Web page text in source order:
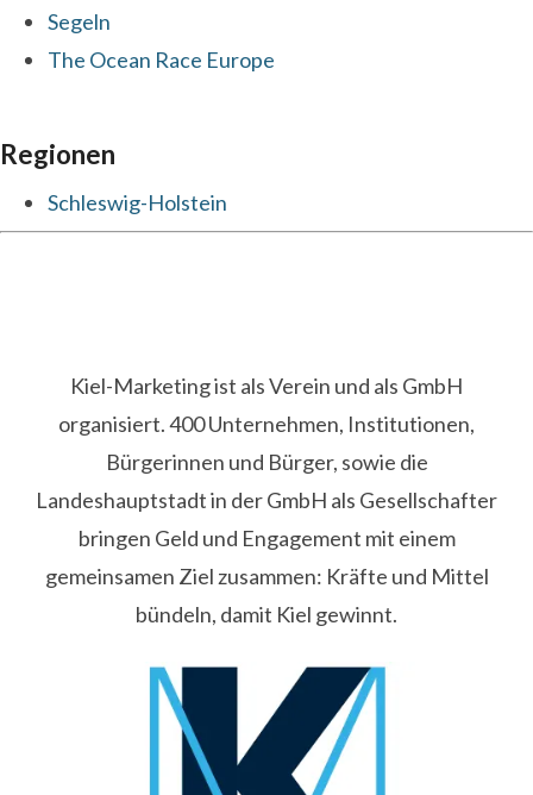
Segeln
The Ocean Race Europe
Regionen
Schleswig-Holstein
Kiel-Marketing ist als Verein und als GmbH
organisiert. 400 Unternehmen, Institutionen,
Bürgerinnen und Bürger, sowie die
Landeshauptstadt in der GmbH als Gesellschafter
bringen Geld und Engagement mit einem
gemeinsamen Ziel zusammen: Kräfte und Mittel
bündeln, damit Kiel gewinnt.